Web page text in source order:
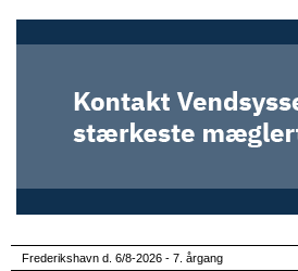
Frederikshavn d. 6/8-2026 - 7. årgang